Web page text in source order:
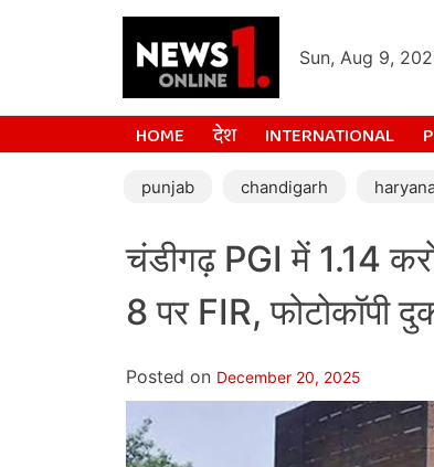
Sun, Aug 9,
HOME देश INTERNATIONAL
punjab chandigarh
चंडीगढ़ PGI में 1.14
8 पर FIR, फोटोकॉपी
Posted on December 20, 2025